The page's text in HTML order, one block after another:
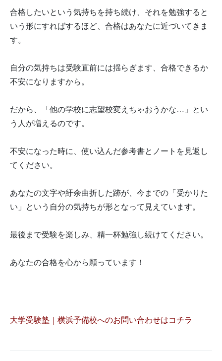
合格したいという気持ちを持ち続け、それを勉強すると
いう形にすればするほど、合格はあなたに近づいてきま
す。
自分の気持ちは受験直前には揺らぎます、合格できるか
不安になりますから。
だから、「他の学校に志望校変えちゃおうかな…」とい
う人が増えるのです。
不安になった時に、使い込んだ参考書とノートを見返し
てください。
あなたの文字や紆余曲折した跡が、今までの「受かりた
い」という自分の気持ちが形となって見えています。
最後まで受験を楽しみ、精一杯勉強し続けてください。
あなたの合格を心から願っています！
大学受験塾｜横浜予備校へのお問い合わせはコチラ